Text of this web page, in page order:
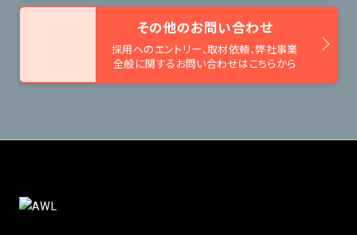
その他のお問い合わせ
採用へのエントリー、取材依頼、弊社事業
全般に関するお問い合わせはこちらから